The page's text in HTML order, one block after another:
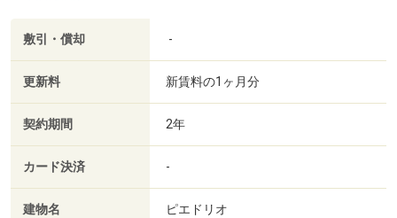
敷引・償却 -
更新料 新賃料の1ヶ月分
契約期間 2年
カード決済 -
建物名 ピエドリオ